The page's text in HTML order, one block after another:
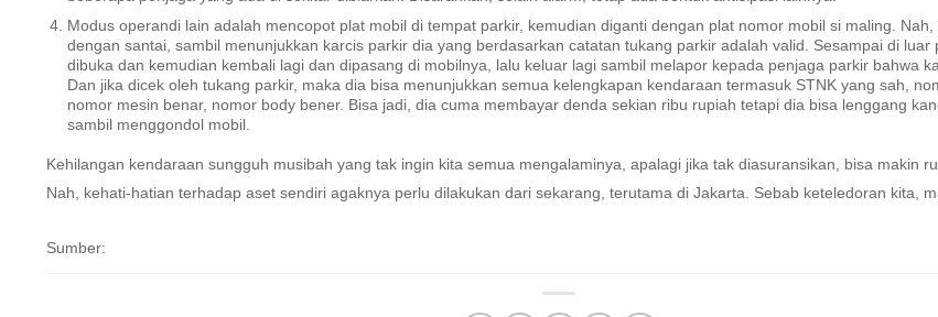
Modus operandi lain adalah mencopot plat mobil di tempat parkir, kemudian diganti dengan plat nomor mobil si maling.
dengan santai, sambil menunjukkan karcis parkir dia yang berdasarkan catatan tukang parkir adalah valid. Sesampai di luar
dibuka dan kemudian kembali lagi dan dipasang di mobilnya, lalu keluar lagi sambil melapor kepada penjaga parkir bahwa
Dan jika dicek oleh tukang parkir, maka dia bisa menunjukkan semua kelengkapan kendaraan termasuk STNK yang sah,
nomor mesin benar, nomor body bener. Bisa jadi, dia cuma membayar denda sekian ribu rupiah tetapi dia bisa lenggang
sambil menggondol mobil.
Kehilangan kendaraan sungguh musibah yang tak ingin kita semua mengalaminya, apalagi jika tak diasuransikan, bisa makin
Nah, kehati-hatian terhadap aset sendiri agaknya perlu dilakukan dari sekarang, terutama di Jakarta. Sebab keteledoran kita,
Sumber: